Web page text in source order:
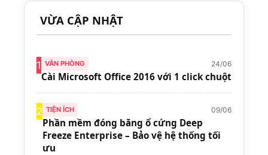
VỪA CẬP NHẬT
1 VĂN PHÒNG 24/06
Cài Microsoft Office 2016 với 1 click chuột
2 TIỆN ÍCH 09/06
Phần mềm đóng băng ổ cứng Deep
Freeze Enterprise – Bảo vệ hệ thống tối
ưu